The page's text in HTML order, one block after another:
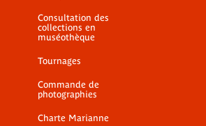
Consultation des
collections en
muséothèque
Tournages
Commande de
photographies
Charte Marianne